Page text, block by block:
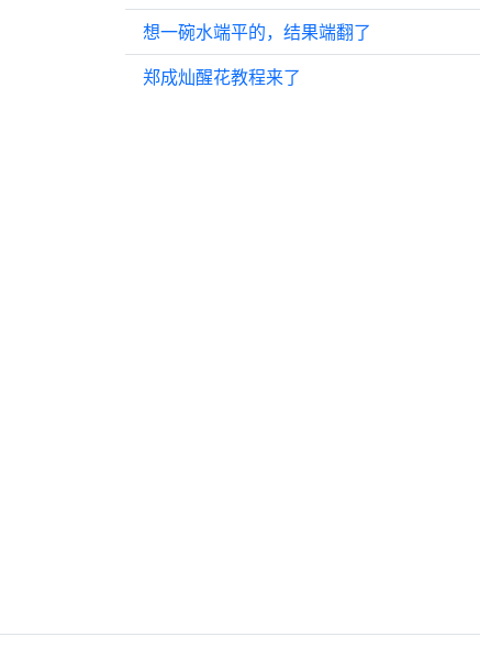
想一碗水端平的，结果端翻了
郑成灿醒花教程来了